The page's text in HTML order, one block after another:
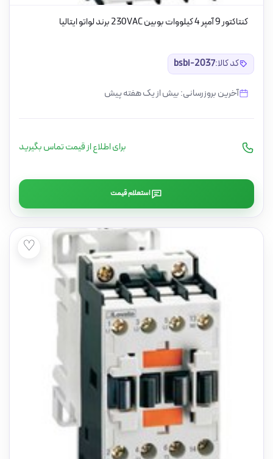
کنتاکتور 9 آمپر 4 کیلووات بوبین 230VAC برند لواتو ایتالیا
کد کالا:bsbi-2037
آخرین بروزرسانی: بیش از یک هفته پیش
برای اطلاع از قیمت تماس بگیرید
استعلام قیمت
♡